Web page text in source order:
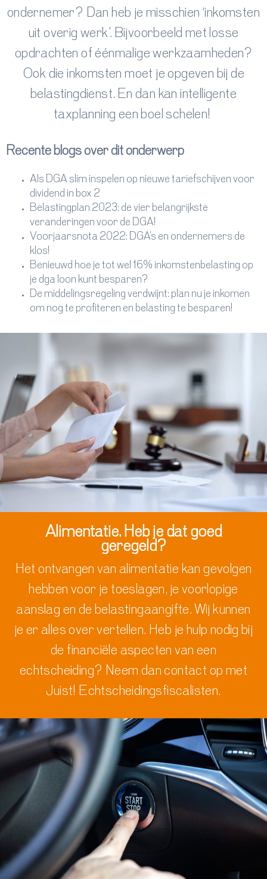
ondernemer? Dan heb je misschien ‘inkomsten
uit overig werk’. Bijvoorbeeld met losse
opdrachten of éénmalige werkzaamheden?
Ook die inkomsten moet je opgeven bij de
belastingdienst. En dan kan intelligente
taxplanning een boel schelen!
Recente blogs over dit onderwerp
Als DGA slim inspelen op nieuwe tariefschijven voor
dividend in box 2
Belastingplan 2023: de vier belangrijkste
veranderingen voor de DGA!
Voorjaarsnota 2022: DGA's en ondernemers de
klos!
Benieuwd hoe je tot wel 16% inkomstenbelasting op
je dga loon kunt besparen?
De middelingsregeling verdwijnt: plan nu je inkomen
om nog te profiteren en belasting te besparen!
Alimentatie. Heb je dat goed
geregeld?
Het ontvangen van alimentatie kan gevolgen
hebben voor je toeslagen, je voorlopige
aanslag en de belastingaangifte. Wij kunnen
je er alles over vertellen. Heb je hulp nodig bij
de financiële aspecten van een
echtscheiding? Neem dan contact op met
Juist! Echtscheidingsfiscalisten.